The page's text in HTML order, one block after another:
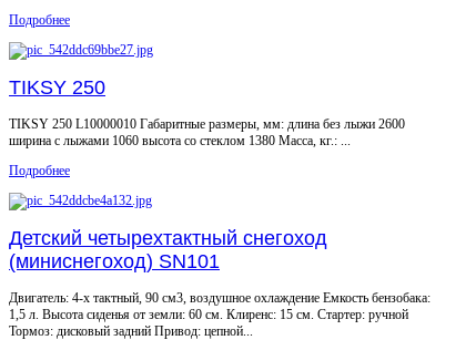
Подробнее
TIKSY 250
TIKSY 250 L10000010 Габаритные размеры, мм: длина без лыжи 2600
ширина с лыжами 1060 высота со стеклом 1380 Масса, кг.: ...
Подробнее
Детский четырехтактный снегоход
(миниснeгоход) SN101
Двигатель: 4-х тактный, 90 см3, воздушное охлаждение Емкость бензобака:
1,5 л. Высота сиденья от земли: 60 см. Клиренс: 15 см. Стартер: ручной
Тормоз: дисковый задний Привод: цепной...